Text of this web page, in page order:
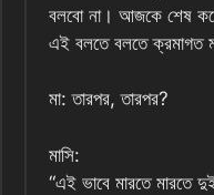
বলবো না। আজকে শেষ
এই বলতে বলতে ক্রমাগত
মা: তারপর, তারপর?
মাসি:
“এই ভাবে মারতে মারতে